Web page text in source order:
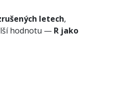
letech,
hodnotu — R jako